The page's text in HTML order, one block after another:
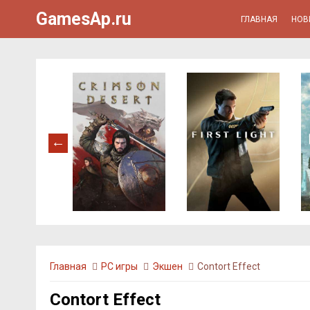
GamesAp.ru ГЛАВНАЯ
Главная PC игры Экшен Contort Effect
Contort Effect